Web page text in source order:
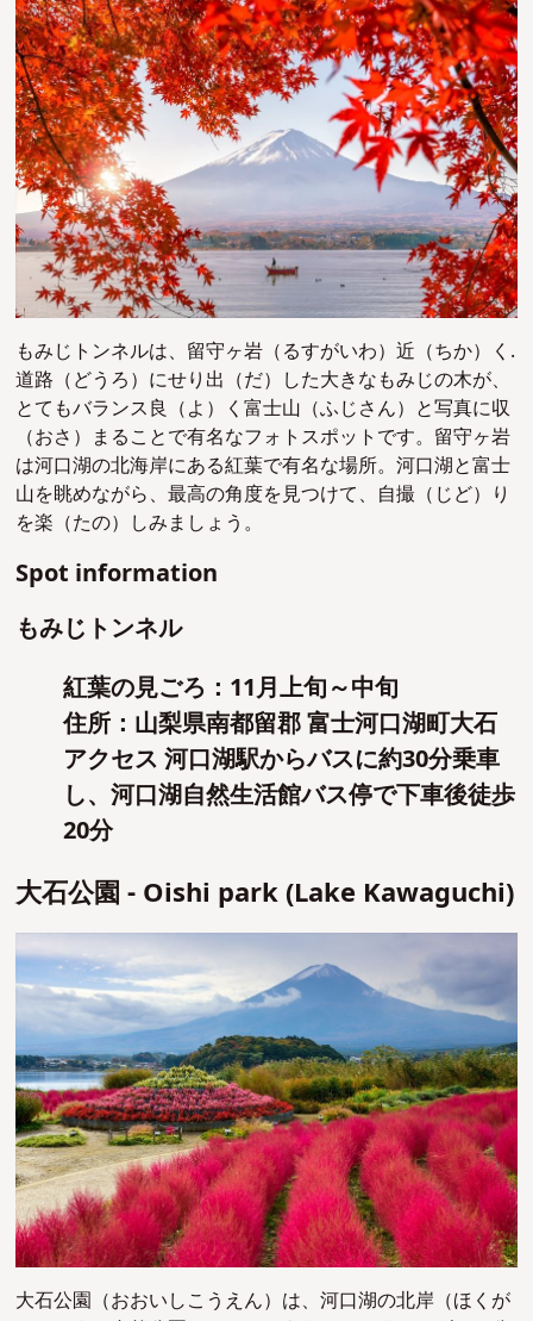
もみじトンネルは、留守ヶ岩（るすがいわ）近（ちか）く.
道路（どうろ）にせり出（だ）した大きなもみじの木が、
とてもバランス良（よ）く富士山（ふじさん）と写真に収
（おさ）まることで有名なフォトスポットです。留守ヶ岩
は河口湖の北海岸にある紅葉で有名な場所。河口湖と富士
山を眺めながら、最高の角度を見つけて、自撮（じど）り
を楽（たの）しみましょう。
Spot information
もみじトンネル
紅葉の見ごろ：11月上旬～中旬
住所：山梨県南都留郡 富士河口湖町大石
アクセス 河口湖駅からバスに約30分乗車
し、河口湖自然生活館バス停で下車後徒歩
20分
大石公園 - Oishi park (Lake Kawaguchi)
大石公園（おおいしこうえん）は、河口湖の北岸（ほくが